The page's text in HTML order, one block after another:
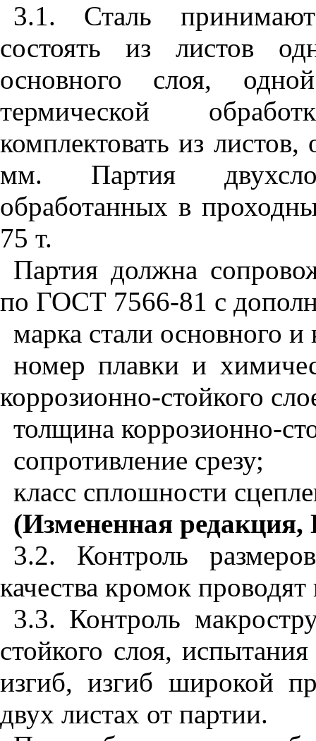
3.1. Сталь
состоять из листов
основного слоя,
термической
комплектовать из
мм. Партия
обработанных в
75 т.
Партия должна
по ГОСТ 7566-81 с
марка стали основного и
номер плавки и
коррозионно-стойкого
толщина коррозионно-
сопротивление срезу;
класс сплошности
(Измененная
3.2. Контроль
качества кромок
3.3. Контроль
стойкого слоя,
изгиб, изгиб широкой
двух листах от партии.